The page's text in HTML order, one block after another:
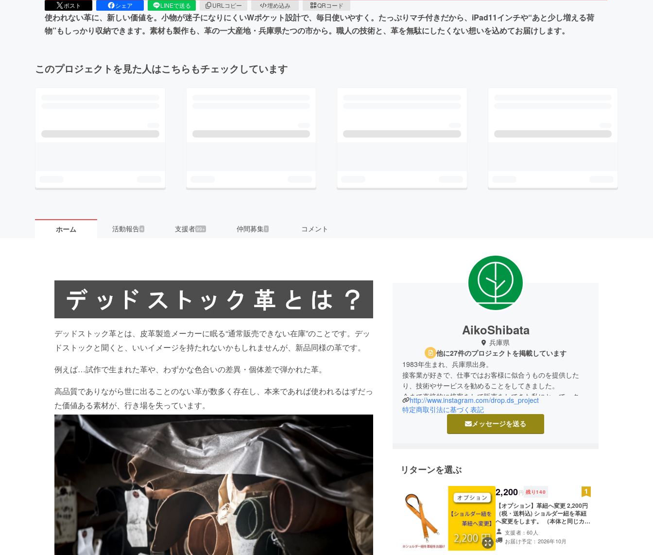
ポスト シェア LINEで送る URLコピー 埋め込み QRコード
使われない革に、新しい価値を。小物が迷子になりにくいWポケット設計で、毎日使いやすく。たっぷりマチ付きだから、iPad11インチや“あと少し増える荷
物”もしっかり収納できます。素材も製作も、革の一大産地・兵庫県たつの市から。職人の技術と、革を無駄にしたくない想いを込めてお届けします。
このプロジェクトを見た人はこちらもチェックしています
ホーム 活動報告4 支援者99+ 仲間募集 1 コメント
デッドストック革とは、皮革製造メーカーに眠る“通常販売できない在庫”のことです。デッ
ドストックと聞くと、いいイメージを持たれないかもしれませんが、新品同様の革です。
例えば…試作で生まれた革や、わずかな色合いの差異・個体差で弾かれた革。
高品質でありながら世に出ることのない革が数多く存在し、本来であれば使われるはずだっ
た価値ある素材が、行き場を失っています。
AikoShibata
兵庫県
他に27件のプロジェクトを掲載しています
1983年生まれ、兵庫県出身。
接客業が好きで、仕事ではお客様に似合うものを提供した
り、技術やサービスを勧めることをしてきました。
今まで直接的に接客をして販売をしてきた私にとって、クラ
ウドファンディングでの販売は今までとは全く違ったフィー
ルドですが、感動や共感、思いを伝えるという部分では同じ
です。
http://www.instagram.com/drop.ds_project
特定商取引法に基づく表記
メッセージを送る
リターンを選ぶ
2,200円 残り140
【オプション】革紐へ変更 2,200円
（税・送料込) ショルダー紐を革紐
へ変更をします。 （本体と同じカ
ラーとなります） ※ご注意 本リター
ンはオプションです！ 本体をご購入
の上、追加購入をお願いいたしま
支援者：60人
お届け予定：2026年10月